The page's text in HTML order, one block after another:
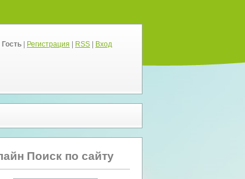
Гость Регистрация RSS Вход
Поиск по сайту